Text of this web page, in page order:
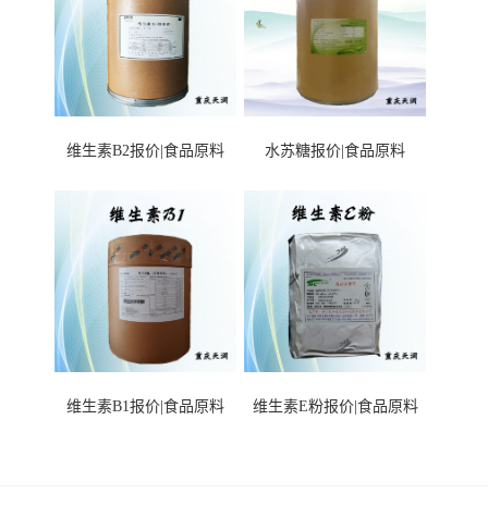
维生素B2报价|食品原料 水苏糖报价|食品原料
维生素B1报价|食品原料 维生素E粉报价|食品原料